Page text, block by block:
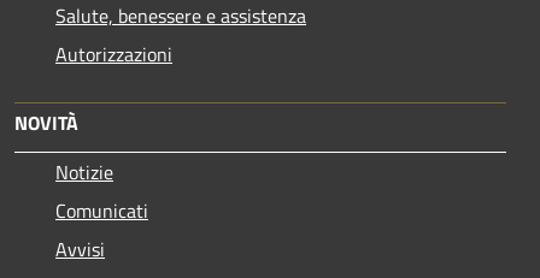
Salute, benessere e assistenza
Autorizzazioni
NOVITÀ
Notizie
Comunicati
Avvisi